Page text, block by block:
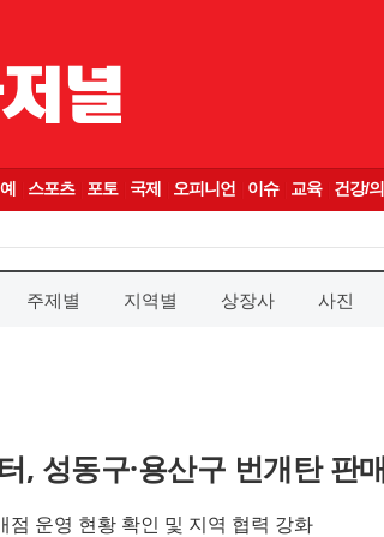
주제별 지역별 상장사 사진
, 성동구·용산구 번개탄 판
점 운영 현황 확인 및 지역 협력 강화